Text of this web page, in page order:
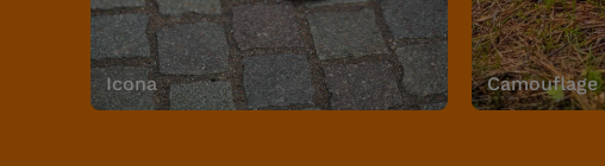
Icona Camouflage